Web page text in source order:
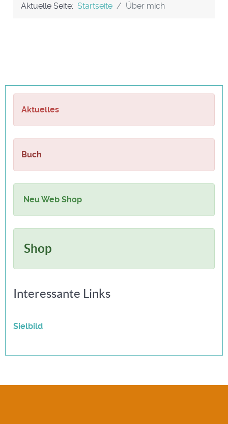
Aktuelle Seite: Startseite Über mich
Aktuelles
Buch
Neu Web Shop
Shop
Interessante Links
Sielbild